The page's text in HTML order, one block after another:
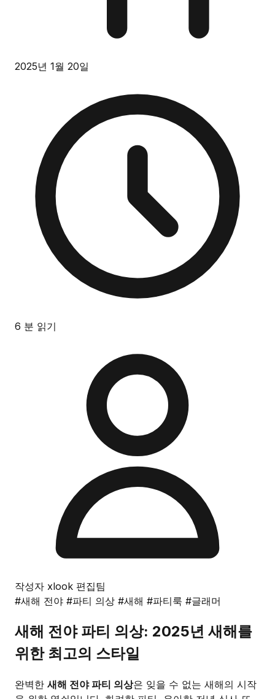
2025년 1월 20일
6 분 읽기
작성자 xlook 편집팀
#새해 전야 #파티 의상 #새해 #파티룩 #글래머
새해 전야 파티 의상: 2025년 새해를
위한 최고의 스타일
완벽한 새해 전야 파티 의상은 잊을 수 없는 새해의 시작